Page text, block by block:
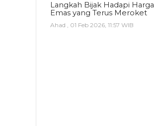
Langkah Bijak Hadapi Harga
Emas yang Terus Meroket
Ahad , 01 Feb 2026, 11:57 WIB